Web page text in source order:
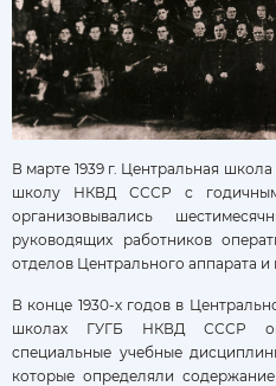
В марте 1939 г. Центральная
школу НКВД СССР с
организовывались
руководящих работников
отделов Центрального аппарата
В конце 1930-х годов в
школах ГУГБ НКВД СССР
специальные учебные
которые определяли